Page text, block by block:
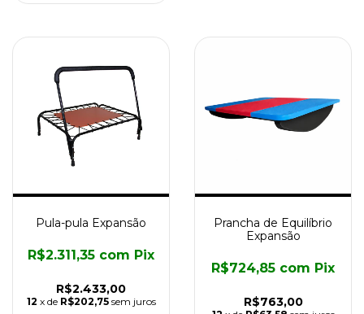
Pula-pula Expansão
R$2.433,00
R$2.311,35 com Pix
12 x de R$202,75 sem juros
Prancha de Equilíbrio
Expansão
R$763,00
R$724,85 com Pix